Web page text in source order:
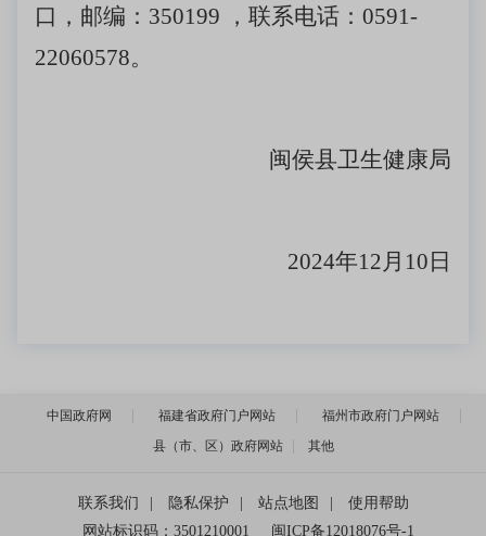
口，邮编：350199 ，联系电话：0591-
22060578。
闽侯县卫生健康局
2024年12月10日
中国政府网 福建省政府门户网站
福州市政府门户网站
县（市、区）政府网站
其他
联系我们 隐私保护 站点地图
使用帮助
网站标识码：3501210001
闽ICP备12018076号-1